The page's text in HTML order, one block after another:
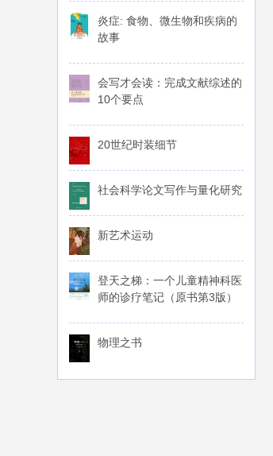
炎症: 食物、微生物和疾病的
故事
会写才会读：完成文献综述的
10个要点
20世纪时装细节
社会科学论文写作与量化研究
新艺术运动
登天之梯：一个儿童精神科医
师的诊疗笔记（原书第3版）
物理之书